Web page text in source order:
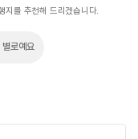
지를 추천해 드리겠습니다.
별로예요